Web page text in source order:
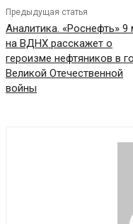
Предыдущая статья
Аналитика. «Роснефть» 9
на ВДНХ расскажет о
героизме нефтяников в
Великой Отечественной
войны